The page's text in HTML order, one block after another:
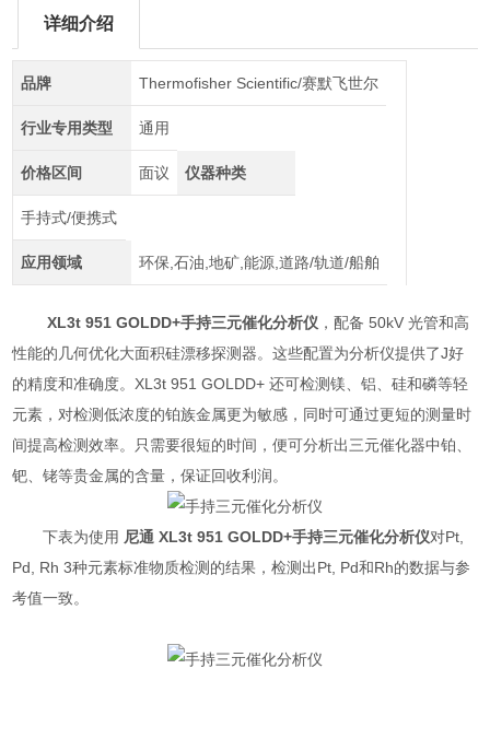
详细介绍
品牌 Thermofisher Scientific/赛默飞世尔
行业专用类型 通用
价格区间 面议 仪器种类
手持式/便携式
应用领域 环保,石油,地矿,能源,道路/轨道/船舶
XL3t 951 GOLDD+手持三元催化分析仪 ，配备 50kV 光管和高
性能的几何优化大面积硅漂移探测器。这些配置为分析仪提供了J好
的精度和准确度。XL3t 951 GOLDD+ 还可检测镁、铝、硅和磷等轻
元素，对检测低浓度的铂族金属更为敏感，同时可通过更短的测量时
间提高检测效率。只需要很短的时间，便可分析出三元催化器中铂、
钯、铑等贵金属的含量，保证回收利润。
下表为使用 尼通 XL3t 951 GOLDD+手持三元催化分析仪对Pt,
Pd, Rh 3种元素标准物质检测的结果，检测出Pt, Pd和Rh的数据与参
考值一致。